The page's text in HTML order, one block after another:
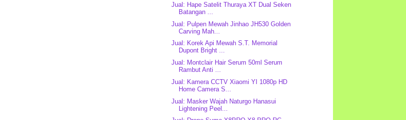
Jual: Hape Satelit Thuraya XT Dual Seken
Batangan ...
Jual: Pulpen Mewah Jinhao JH530 Golden
Carving Mah...
Jual: Korek Api Mewah S.T. Memorial
Dupont Bright ...
Jual: Montclair Hair Serum 50ml Serum
Rambut Anti ...
Jual: Kamera CCTV Xiaomi YI 1080p HD
Home Camera S...
Jual: Masker Wajah Naturgo Hanasui
Lightening Peel...